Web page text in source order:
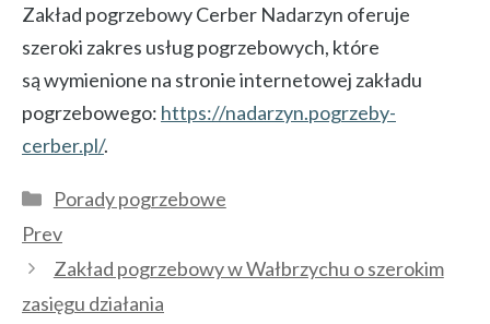
Zakład pogrzebowy Cerber Nadarzyn oferuje
szeroki zakres usług pogrzebowych, które
są wymienione na stronie internetowej zakładu
pogrzebowego: https://nadarzyn.pogrzeby-
cerber.pl/.
Kategorie
Porady pogrzebowe
Prev
Zakład pogrzebowy w Wałbrzychu o szerokim
zasięgu działania